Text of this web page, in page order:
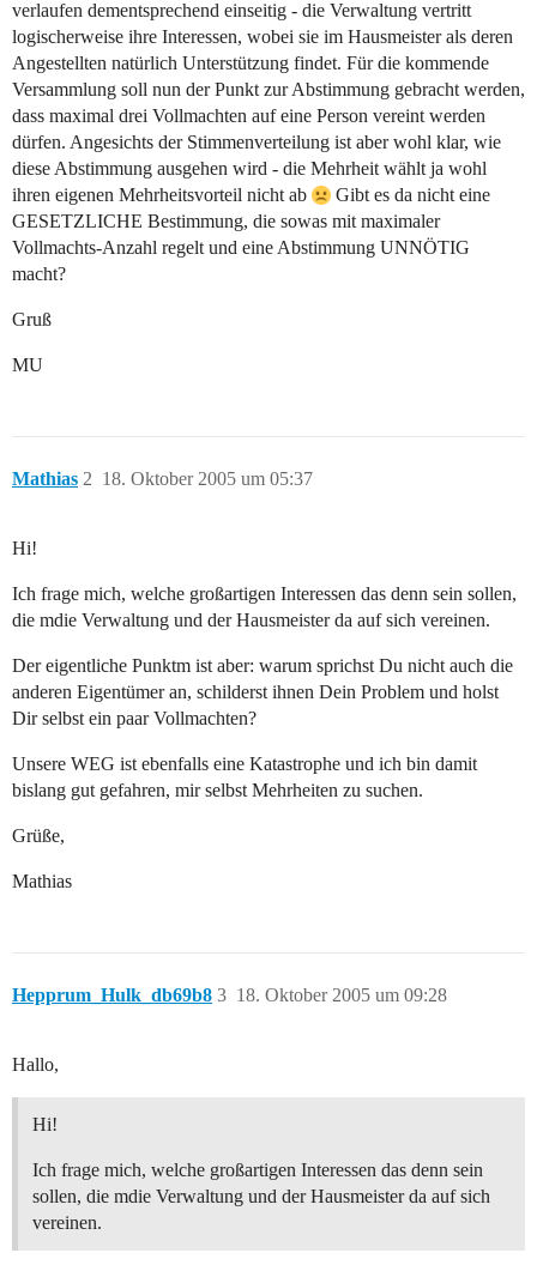
verlaufen dementsprechend einseitig - die Verwaltung vertritt
logischerweise ihre Interessen, wobei sie im Hausmeister als deren
Angestellten natürlich Unterstützung findet. Für die kommende
Versammlung soll nun der Punkt zur Abstimmung gebracht werden,
dass maximal drei Vollmachten auf eine Person vereint werden
dürfen. Angesichts der Stimmenverteilung ist aber wohl klar, wie
diese Abstimmung ausgehen wird - die Mehrheit wählt ja wohl
ihren eigenen Mehrheitsvorteil nicht ab
Gibt es da nicht eine
GESETZLICHE Bestimmung, die sowas mit maximaler
Vollmachts-Anzahl regelt und eine Abstimmung UNNÖTIG
macht?
Gruß
MU
Mathias 18. Oktober 2005 um 05:37
2
Hi!
Ich frage mich, welche großartigen Interessen das denn sein sollen,
die mdie Verwaltung und der Hausmeister da auf sich vereinen.
Der eigentliche Punktm ist aber: warum sprichst Du nicht auch die
anderen Eigentümer an, schilderst ihnen Dein Problem und holst
Dir selbst ein paar Vollmachten?
Unsere WEG ist ebenfalls eine Katastrophe und ich bin damit
bislang gut gefahren, mir selbst Mehrheiten zu suchen.
Grüße,
Mathias
Hepprum_Hulk_db69b8 18. Oktober 2005 um 09:28
3
Hallo,
Hi!
Ich frage mich, welche großartigen Interessen das denn sein
sollen, die mdie Verwaltung und der Hausmeister da auf sich
vereinen.